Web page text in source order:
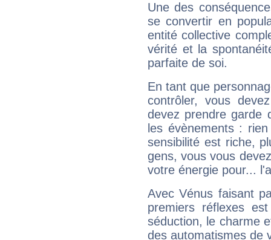
Une des
se convertir en
entité collective
vérité et la
parfaite de soi.
En tant que
contrôler, vous
devez prendre garde
les évènements :
sensibilité est riche,
gens, vous vous
votre énergie pour...
Avec Vénus faisant
premiers réflexes
séduction, le charme
des automatismes de